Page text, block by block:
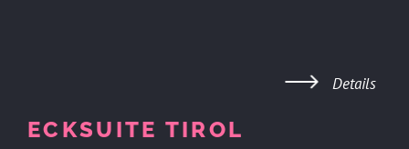
ECKSUITE TIROL
Details